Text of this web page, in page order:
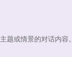
题或情景的对话内容。